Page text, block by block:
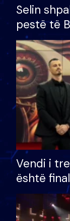
Selin
pestë të
çmimin e
Vendi i
është